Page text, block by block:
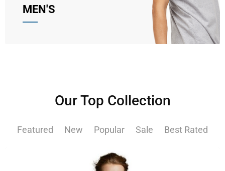
MEN'S
Our Top Collection
Featured New Popular Sale Best Rated